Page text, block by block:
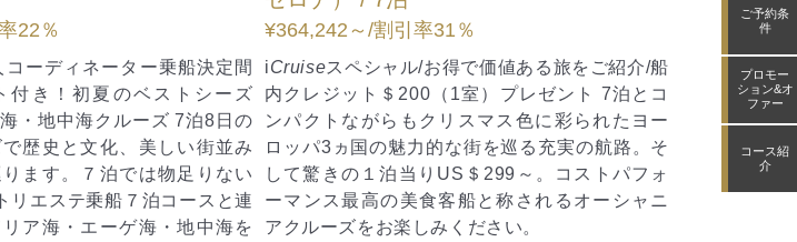
ご予約条
件
プロモー
ション&オ
ファー
コース紹
介
¥364,242～
Cruiseスペシャル/お得で価値ある旅をご紹介/船
内クレジット＄200（1室）プレゼント 7泊とコ
ンパクトながらもクリスマス色に彩られたヨー
ロッパ3ヵ国の魅力的な街を巡る充実の航路。そ
して驚きの１泊当りUS＄299～。コストパフォ
ーマンス最高の美食客船と称されるオーシャニ
アクルーズをお楽しみください。
ベストシーズンのオーストラリア、インド
ア周遊クルーズ。 世界遺産カカドゥ国立公
の入り口ダーウィン、美しいビーチが魅力
ノアでは停泊するので観光もゆっくり楽し
す。 6/26までの期間限定のキャンペーンで
ーズ代金35％割引適用！